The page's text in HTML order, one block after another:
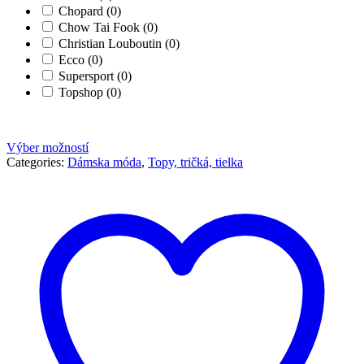
Chopard (0)
Chow Tai Fook (0)
Christian Louboutin (0)
Ecco (0)
Supersport (0)
Topshop (0)
Výber možností
Categories: Dámska móda, Topy, tričká, tielka